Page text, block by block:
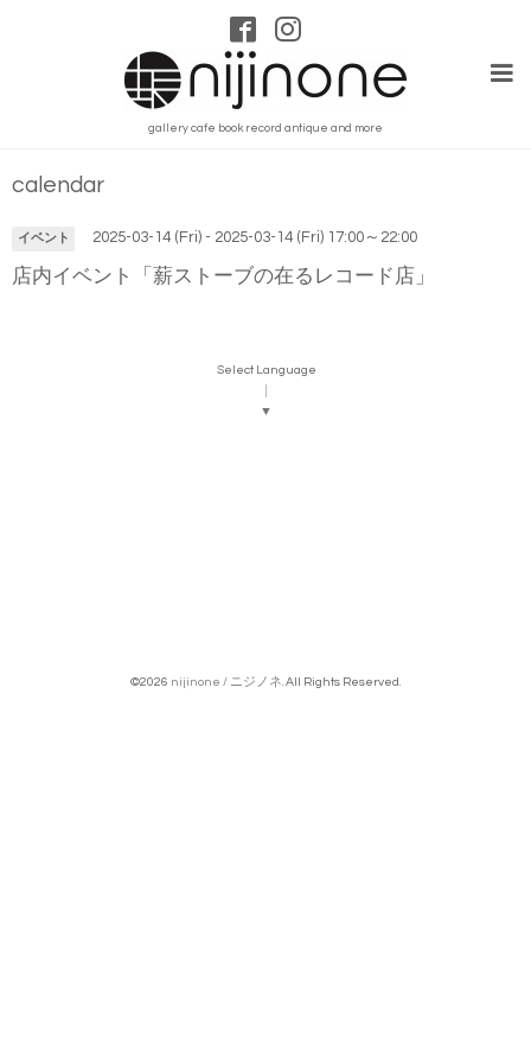
gallery cafe book record antique and more
calendar
イベント 2025-03-14 (Fri) - 2025-03-14 (Fri) 17:00～22:00
店内イベント「薪ストーブの在るレコード店」
Select Language
▼
©2026 nijinone / ニジノネ. All Rights Reserved.